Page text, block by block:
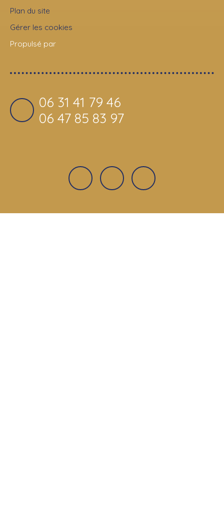
Plan du site
Gérer les cookies
Propulsé par
06 31 41 79 46
06 47 85 83 97